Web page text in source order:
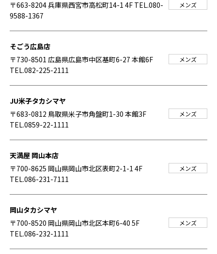
〒663-8204 兵庫県西宮市高松町14-1 4F TEL.080-
9588-1367
メンズ
そごう広島店
〒730-8501 広島県広島市中区基町6-27 本館6F
TEL.082-225-2111
メンズ
JU米子タカシマヤ
〒683-0812 鳥取県米子市角盤町1-30 本館3F
TEL.0859-22-1111
メンズ
天満屋 岡山本店
〒700-8625 岡山県岡山市北区表町2-1-1 4F
TEL.086-231-7111
メンズ
岡山タカシマヤ
〒700-8520 岡山県岡山市北区本町6-40 5F
TEL.086-232-1111
メンズ